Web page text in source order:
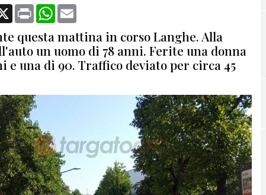
X Print WhatsApp
questa mattina in corso Langhe. Alla
un uomo di 78 anni. Ferite una donna
e una di 90. Traffico deviato per circa 45